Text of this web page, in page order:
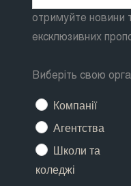
отримуйте новини
ексклюзивних
Виберіть свою
Компанії
Агентства
Школи та
коледжі